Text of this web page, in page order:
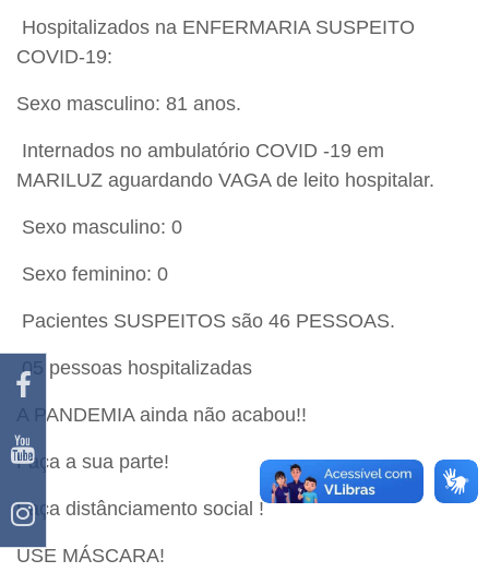
Hospitalizados na ENFERMARIA SUSPEITO
COVID-19:
Sexo masculino: 81 anos.
Internados no ambulatório COVID -19 em
MARILUZ aguardando VAGA de leito hospitalar.
Sexo masculino: 0
Sexo feminino: 0
Pacientes SUSPEITOS são 46 PESSOAS.
05 pessoas hospitalizadas
A PANDEMIA ainda não acabou!!
Faça a sua parte!
Faça distânciamento social !
USE MÁSCARA!